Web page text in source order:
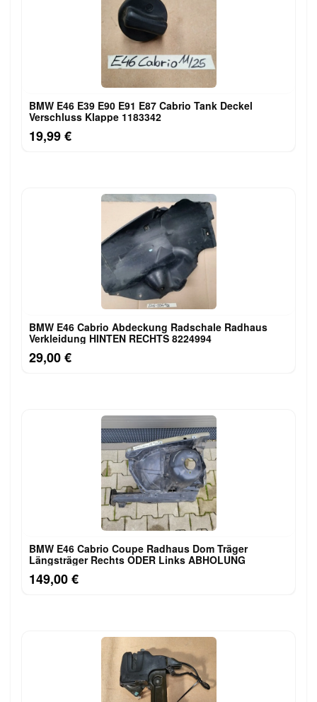
BMW E46 E39 E90 E91 E87 Cabrio Tank Deckel
Verschluss Klappe 1183342
19,99 €
BMW E46 Cabrio Abdeckung Radschale Radhaus
Verkleidung HINTEN RECHTS 8224994
29,00 €
BMW E46 Cabrio Coupe Radhaus Dom Träger
Längsträger Rechts ODER Links ABHOLUNG
149,00 €